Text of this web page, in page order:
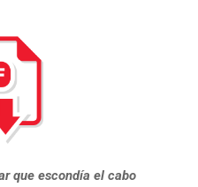
que escondía el cabo